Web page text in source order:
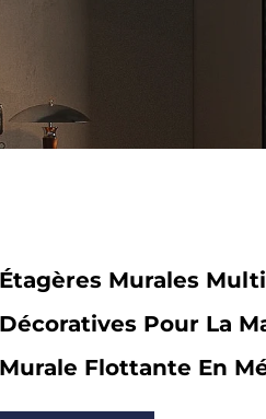
Étagères Murales
Décoratives Pour La
Murale Flottante En